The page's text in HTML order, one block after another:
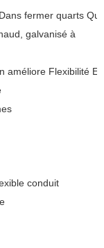
fermer quarts
galvanisé à
améliore Flexibilité
conduit